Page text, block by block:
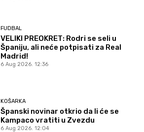
FUDBAL
VELIKI PREOKRET: Rodri se seli u
Španiju, ali neće potpisati za Real
Madrid!
6 Aug 2026. 12:36
KOŠARKA
Španski novinar otkrio da li će se
Kampaco vratiti u Zvezdu
6 Aug 2026. 12:04